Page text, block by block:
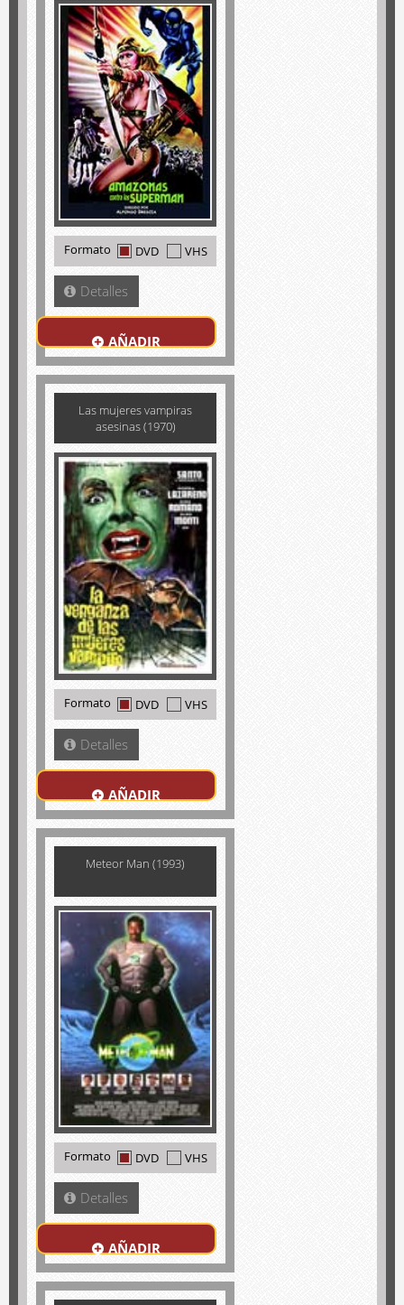
Formato DVD VHS
Detalles
AÑADIR
Las mujeres vampiras
asesinas (1970)
Formato DVD VHS
Detalles
AÑADIR
Meteor Man (1993)
Formato DVD VHS
Detalles
AÑADIR